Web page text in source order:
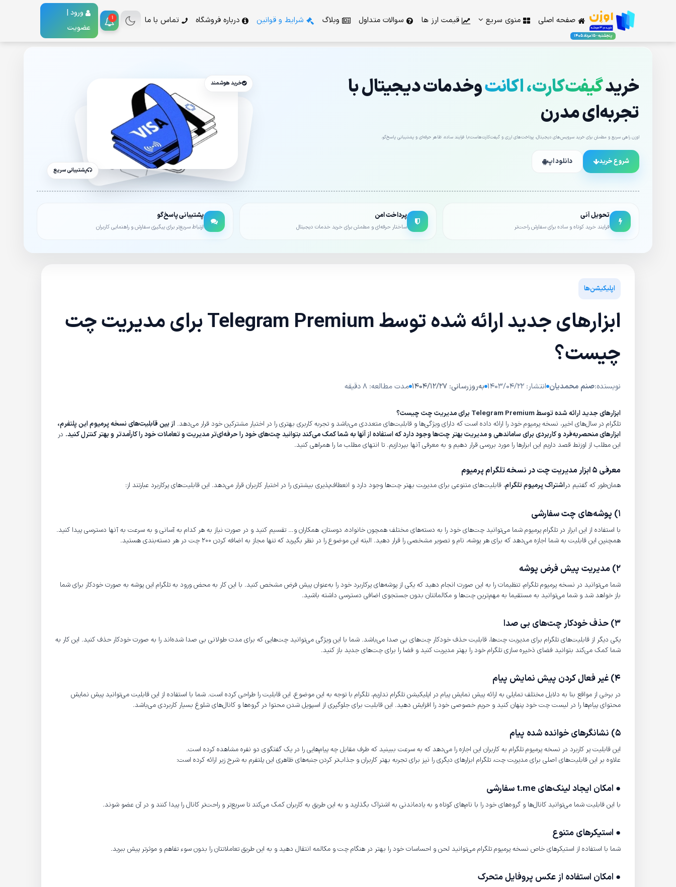
پنجشنبه - 15 مرداد 1405
صفحه اصلی منوی سریع قیمت ارز ها سوالات متداول وبلاگ شرایط و قوانین درباره فروشگاه تماس با ما 1
ورود |
عضویت
خریدگیفت‌کارت، اکانتوخدمات دیجیتال با
تجربه‌ای مدرن
اوزن راهی سریع و مطمئن برای خرید سرویس‌های دیجیتال، پرداخت‌های ارزی و گیفت‌کارت‌هاست؛با فرایند ساده، ظاهر حرفه‌ای و پشتیبانی پاسخ‌گو.
شروع خرید دانلود اپ
خرید هوشمند
پشتیبانی سریع
تحویل آنی
فرایند خرید کوتاه و ساده برای سفارش راحت‌تر
پرداخت امن
ساختار حرفه‌ای و مطمئن برای خرید خدمات دیجیتال
پشتیبانی پاسخ‌گو
ارتباط سریع‌تر برای پیگیری سفارش و راهنمایی کاربران
اپلیکیشن‌ها
ابزارهای جدید ارائه شده توسط Telegram Premium برای مدیریت چت
چیست؟
نویسنده:صنم محمدیان انتشار: ۱۴۰۳/۰۴/۲۲ به‌روزرسانی: ۱۴۰۴/۱۲/۲۷ مدت مطالعه: ۸ دقیقه
ابزارهای جدید ارائه شده توسط Telegram Premium برای مدیریت چت چیست؟
تلگرام در سال‌های اخیر، نسخه پرمیوم خود را ارائه داده است که دارای ویژگی‌ها و قابلیت‌های متعددی می‌باشد و تجربه کاربری بهتری را در اختیار مشترکین خود قرار می‌دهد. از بین قابلیت‌های نسخه پرمیوم این پلتفرم،
ابزارهای منحصربه‌فرد و کاربردی برای ساماندهی و مدیریت بهتر چت‌ها وجود دارد که استفاده از آنها به شما کمک می‌کند بتوانید چت‌های خود را حرفه‌ای‌تر مدیریت و تعاملات خود را کارآمدتر و بهتر کنترل کنید. در
این مطلب از اوزنط قصد داریم این ابزارها را مورد بررسی قرار دهیم و به معرفی آنها بپردازیم. تا انتهای مطلب ما را همراهی کنید.
معرفی 5 ابزار مدیریت چت در نسخه تلگرام پرمیوم
همان‌طور که گفتیم دراشتراک پرمیوم تلگرام، قابلیت‌های متنوعی برای مدیریت بهتر چت‌ها وجود دارد و انعطاف‌پذیری بیشتری را در اختیار کاربران قرار می‌دهد. این قابلیت‌های پرکاربرد عبارتند از:
1) پوشه‌های چت سفارشی
با استفاده از این ابزار در تلگرام پرمیوم شما می‌توانید چت‌های خود را به دسته‌های مختلف همچون خانواده، دوستان، همکاران و… تقسیم کنید و در صورت نیاز به هر کدام به آسانی و به سرعت به آنها دسترسی پیدا کنید.
همچنین این قابلیت به شما اجازه می‌دهد که برای هر پوشه، نام و تصویر مشخصی را قرار دهید. البته این موضوع را در نظر بگیرید که تنها مجاز به اضافه کردن 200 چت در هر دسته‌بندی هستید.
2) مدیریت پیش فرض پوشه
شما می‌توانید در نسخه پرمیوم تلگرام، تنظیمات را به‌ این صورت انجام دهید که یکی از پوشه‌های پرکاربرد خود را به‌عنوان پیش فرض مشخص کنید. با این کار به محض ورود به تلگرام این پوشه به صورت خودکار برای شما
باز خواهد شد و شما می‌توانید به مستقیما به مهم‌ترین چت‌ها و مکالماتتان بدون جستجوی اضافی دسترسی داشته باشید.
3) حذف خودکار چت‌های بی صدا
یکی دیگر از قابلیت‌های تلگرام برای مدیریت چت‌ها، قابلیت حذف خودکار چت‌های بی صدا می‌باشد. شما با این ویژگی می‌توانید چت‌هایی که برای مدت طولانی بی صدا شده‌اند را به صورت خودکار حذف کنید. این کار به
شما کمک می‌کند بتوانید فضای ذخیره سازی تلگرام خود را بهتر مدیریت کنید و فضا را برای چت‌های جدید باز کنید.
4) غیر فعال کردن پیش نمایش پیام
در برخی از مواقع بنا به دلایل مختلف تمایلی به ارائه پیش نمایش پیام در اپلیکیشن تلگرام نداریم، تلگرام با توجه به این موضوع، این قابلیت را طراحی کرده است. شما با استفاده از این قابلیت می‌توانید پیش نمایش
محتوای پیام‌ها را در لیست چت خود پنهان کنید و حریم خصوصی خود را افزایش دهید. این قابلیت برای جلوگیری از اسپویل شدن محتوا در گروه‌ها و کانال‌های شلوغ بسیار کاربردی می‌باشد.
5) نشانگرهای خوانده شده پیام
این قابلیت پر کاربرد در نسخه پرمیوم تلگرام به کاربران این اجازه را می‌دهد که به سرعت ببینید که طرف مقابل چه پیام‌هایی را در یک گفتگوی دو نفره مشاهده کرده است.
علاوه بر این قابلیت‌های اصلی برای مدیریت چت، تلگرام ابزارهای دیگری را نیز برای تجربه بهتر کاربران و جذاب‌تر کردن جنبه‌های ظاهری این پلتفرم به شرح زیر ارائه کرده است:
● امکان ایجاد لینک‌هایt.meسفارشی
با این قابلیت شما می‌توانید کانال‌ها و گروه‌های خود را با نام‌های کوتاه و به یادماندنی به اشتراک بگذارید و به این طریق به کاربران کمک می‌کند تا سریع‌تر و راحت‌تر کانال را پیدا کنند و در آن عضو شوند.
● استیکرهای متنوع
شما با استفاده از استیکرهای خاص نسخه پرمیوم تلگرام می‌توانید لحن و احساسات خود را بهتر در هنگام چت و مکالمه انتقال دهید و به این طریق تعاملاتتان را بدون سوء تفاهم و موثرتر پیش ببرید.
● امکان استفاده از عکس پروفایل متحرک